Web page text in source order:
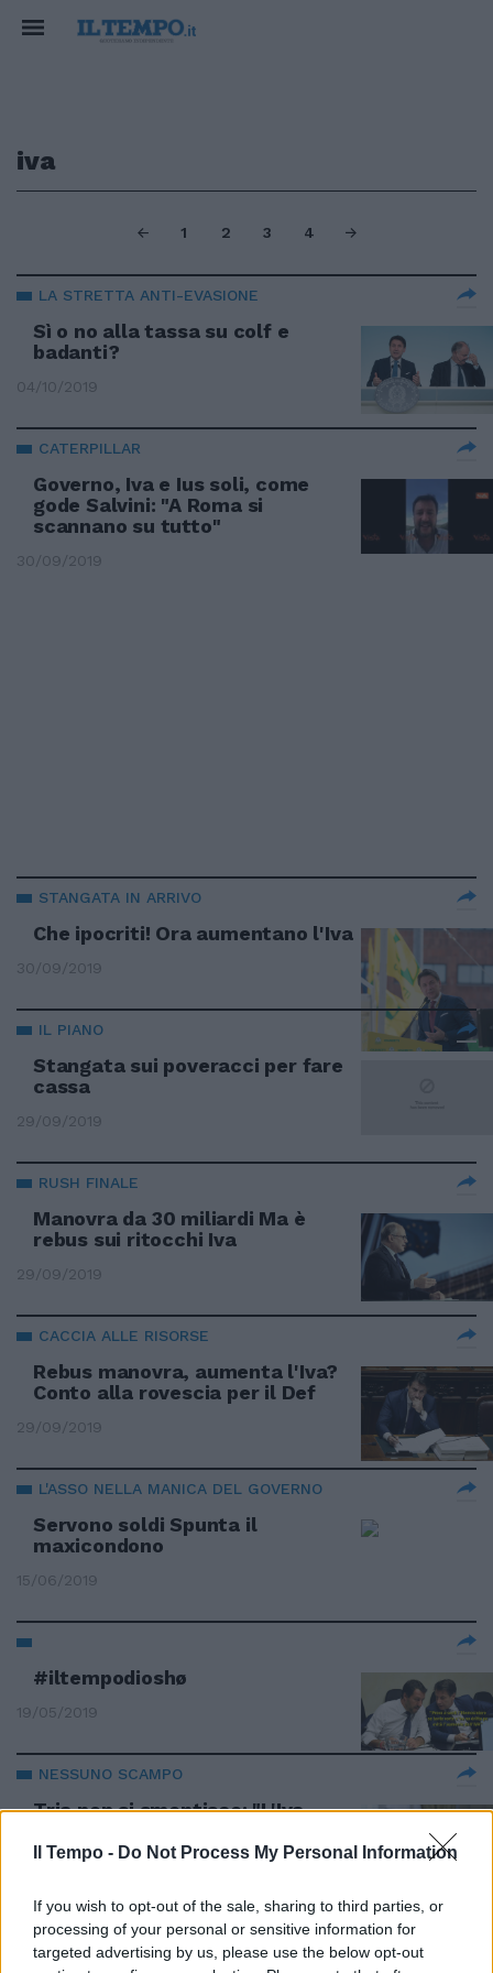
Il Tempo - Do Not Process My Personal Information
If you wish to opt-out of the sale, sharing to third parties, or
processing of your personal or sensitive information for
targeted advertising by us, please use the below opt-out
iva
1 2 3 4
LA STRETTA ANTI-EVASIONE
Sì o no alla tassa su colf e
badanti?
04/10/2019
CATERPILLAR
Governo, Iva e Ius soli, come
gode Salvini: "A Roma si
scannano su tutto"
30/09/2019
STANGATA IN ARRIVO
Che ipocriti! Ora aumentano l'Iva
30/09/2019
IL PIANO
Stangata sui poveracci per fare
cassa
29/09/2019
RUSH FINALE
Manovra da 30 miliardi Ma è
rebus sui ritocchi Iva
29/09/2019
CACCIA ALLE RISORSE
Rebus manovra, aumenta l'Iva?
Conto alla rovescia per il Def
29/09/2019
L'ASSO NELLA MANICA DEL GOVERNO
Servono soldi Spunta il
maxicondono
15/06/2019
#iltempodioshø
19/05/2019
NESSUNO SCAMPO
Tria non si smentisce: "L'Iva
sono contrari
OK DEL CDM